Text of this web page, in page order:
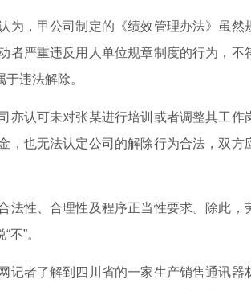
，甲公司制定的《绩效管理办法》虽然
者严重违反用人单位规章制度的行为，不
违法解除。
认可未对张某进行培训或者调整其工作
，也无法认定公司的解除行为合法，双方
性、合理性及程序正当性要求。除此，
”。
者了解到四川省的一家生产销售通讯器